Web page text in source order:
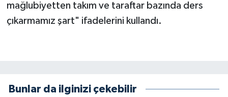
mağlubiyetten takım ve taraftar bazında ders
çıkarmamız şart" ifadelerini kullandı.
Bunlar da ilginizi çekebilir